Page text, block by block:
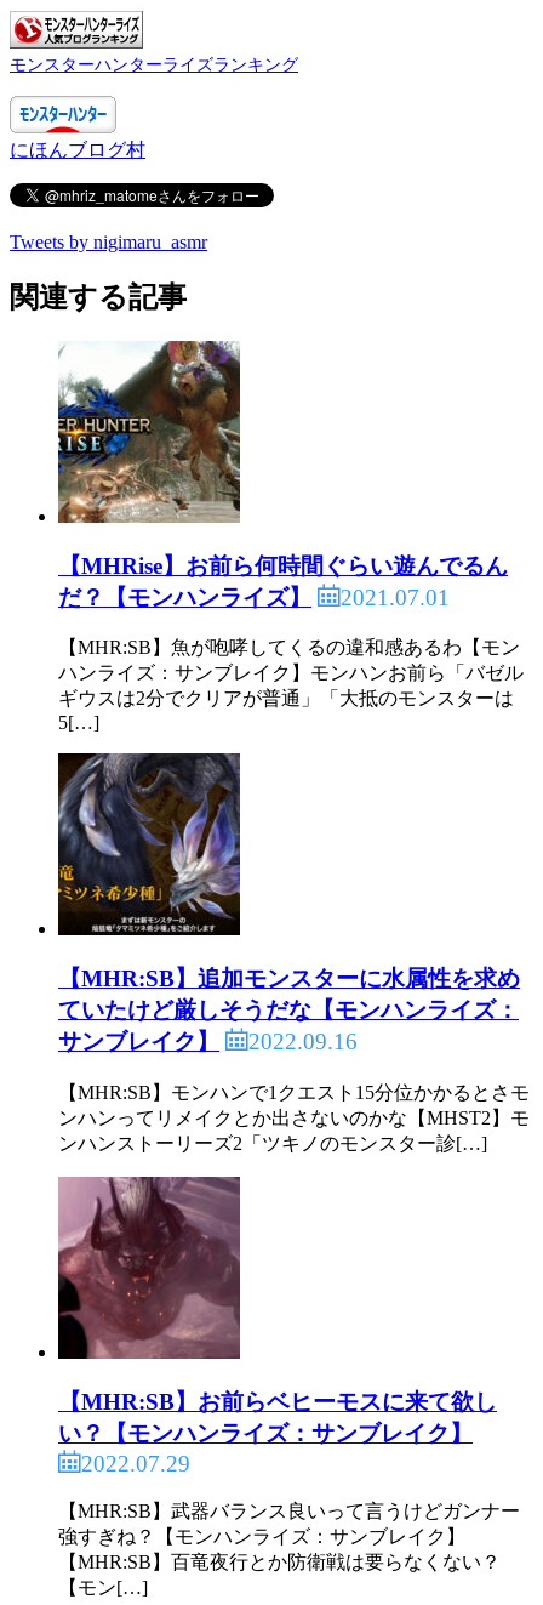
モンスターハンターライズランキング
にほんブログ村
Tweets by nigimaru_asmr
関連する記事
【MHRise】お前ら何時間ぐらい遊んでるん
だ？【モンハンライズ】
2021.07.01
【MHR:SB】魚が咆哮してくるの違和感あるわ【モン
ハンライズ：サンブレイク】モンハンお前ら「バゼル
ギウスは2分でクリアが普通」「大抵のモンスターは
5[…]
【MHR:SB】追加モンスターに水属性を求め
ていたけど厳しそうだな【モンハンライズ：
サンブレイク】
2022.09.16
【MHR:SB】モンハンで1クエスト15分位かかるとさモ
ンハンってリメイクとか出さないのかな【MHST2】モ
ンハンストーリーズ2「ツキノのモンスター診[…]
【MHR:SB】お前らベヒーモスに来て欲し
い？【モンハンライズ：サンブレイク】
2022.07.29
【MHR:SB】武器バランス良いって言うけどガンナー
強すぎね？【モンハンライズ：サンブレイク】
【MHR:SB】百竜夜行とか防衛戦は要らなくない？
【モン[…]